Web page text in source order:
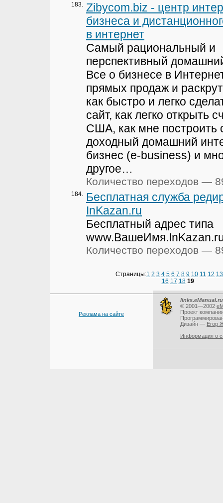
183.
Zibycom.biz - центр
бизнеса и
в интернет
Самый рациональный и
перспективный
Все о бизнесе в
прямых продаж и
как быстро и легко
сайт, как легко открыть
США, как мне построить
доходный домашний
бизнес (e-business) и
другое…
Количество переходов —
184.
Бесплатная служба
InKazan.ru
Бесплатный адрес типа
Количество переходов —
Страницы:1 2 3 4 5 6 7 8 9 10 11 12 13
16 17 18 19
Реклама на сайте
links.eManual.ru
© 2001—2002
Проект
Дизайн — Егор
Информация о